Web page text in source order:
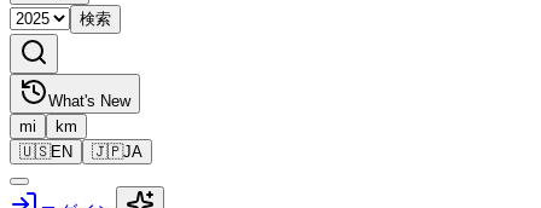
検索
What's New
mi
km
🇺🇸EN 🇯🇵JA